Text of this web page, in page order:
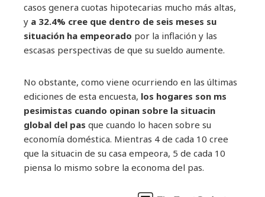
casos genera cuotas hipotecarias mucho más altas,
y a 32.4% cree que dentro de seis meses su
situación ha empeorado por la inflación y las
escasas perspectivas de que su sueldo aumente.
No obstante, como viene ocurriendo en las últimas
ediciones de esta encuesta, los hogares son ms
pesimistas cuando opinan sobre la situacin
global del pas que cuando lo hacen sobre su
economía doméstica. Mientras 4 de cada 10 cree
que la situacin de su casa empeora, 5 de cada 10
piensa lo mismo sobre la economa del pas.